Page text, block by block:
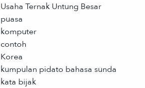
Usaha Ternak Untung Besar
puasa
komputer
contoh
Korea
kumpulan pidato bahasa sunda
kata bijak